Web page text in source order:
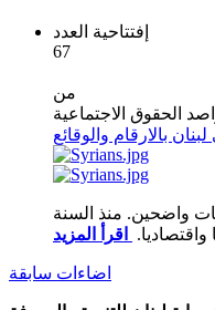
إفتتاحية العدد
67
من
الحقوق الاجتماعية
بالارقام والوقائع
واضحين. منذ السنة
اضاءات سابقة